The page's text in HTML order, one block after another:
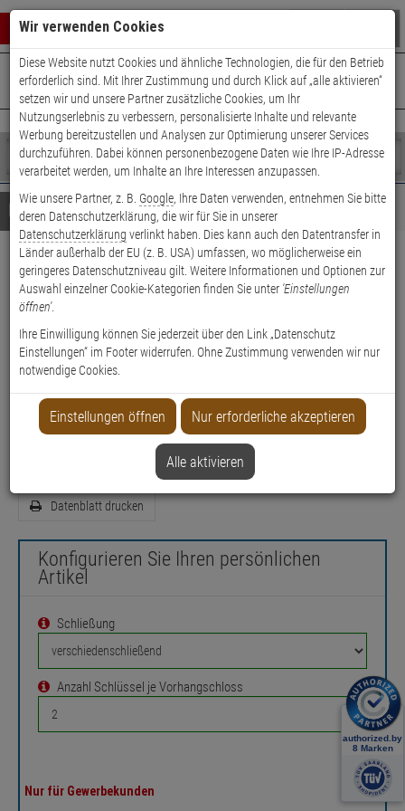
Warenkorb schließen
0 ARTIKEL IM WARENKORB
Ihr Warenkorb ist momentan leer.
Ergebnisse ()
Shop
durchsuchen
Bitte
geben
Sie
mindestens
Zeichen
ein,
um
Suche
Es
wurde
noch
Kategorien
Suche
gestartet
+49 (0)821 899 493-0Mo. - Do.: 8:00 - 16:30 | Fr.: 8:00 - 14:00 Uhr
Kontaktservice nutzen
Details Beratung
ABUS Messing Monoblock
82/63 Vorhangschloss
Vorhangschloss, Monoblock, Industrie-Hangeschloss, Panzer-
Vorhängeschloss - Modell: Messing
Sicherheitsstufe: 6
Einsatzbereich: Gewerbeobjekte, Haus, Wohnung
Datenblatt drucken
Konfigurieren Sie Ihren persönlichen
Artikel
Schließung
Anzahl Schlüssel je Vorhangschloss
Nur für Gewerbekunden
Wir verwenden Cookies
Diese Website nutzt Cookies und ähnliche Technologien, die für den Betrieb
erforderlich sind. Mit Ihrer Zustimmung und durch Klick auf „alle aktivieren“
setzen wir und unsere Partner zusätzliche Cookies, um Ihr
Nutzungserlebnis zu verbessern, personalisierte Inhalte und relevante
Werbung bereitzustellen und Analysen zur Optimierung unserer Services
durchzuführen. Dabei können personenbezogene Daten wie Ihre IP-Adresse
verarbeitet werden, um Inhalte an Ihre Interessen anzupassen.
Wie unsere Partner, z. B. Google, Ihre Daten verwenden, entnehmen Sie bitte
deren Datenschutzerklärung, die wir für Sie in unserer
Datenschutzerklärung verlinkt haben. Dies kann auch den Datentransfer in
Länder außerhalb der EU (z. B. USA) umfassen, wo möglicherweise ein
geringeres Datenschutzniveau gilt. Weitere Informationen und Optionen zur
Auswahl einzelner Cookie-Kategorien finden Sie unter 'Einstellungen
öffnen'.
Ihre Einwilligung können Sie jederzeit über den Link „Datenschutz
Einstellungen“ im Footer widerrufen. Ohne Zustimmung verwenden wir nur
notwendige Cookies.
Einstellungen öffnen Nur erforderliche akzeptieren
Alle aktivieren